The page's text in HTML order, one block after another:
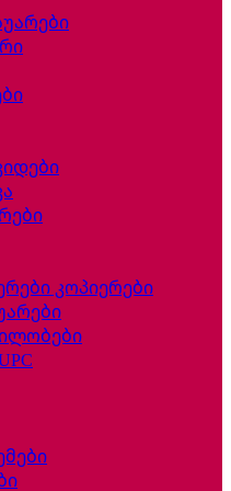
კოპიერები